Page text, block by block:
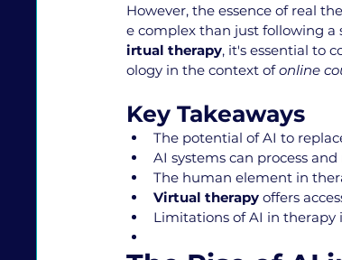
However, the essence of real
e complex than just following a
irtual therapy, it's essential to
ology in the context of online
Key Takeaways
The potential of AI to
AI systems can process
The human element in
Virtual therapy offers
Limitations of AI in